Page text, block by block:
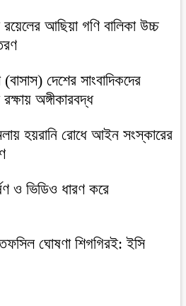
আছিয়া গণি বালিকা উচ্চ
দেশের সাংবাদিকদের
অঙ্গীকারবদ্ধ
হয়রানি রোধে আইন সংস্কারের
ও ভিডিও ধারণ করে
তফসিল ঘোষণা শিগগিরই: ইসি